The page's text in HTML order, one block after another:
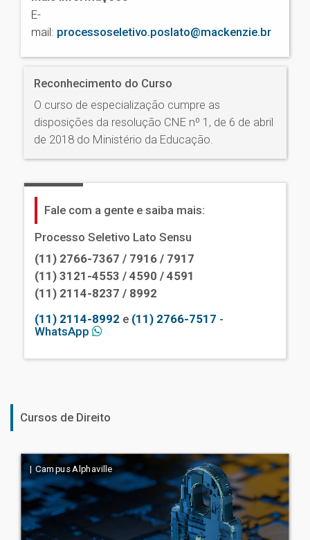
E-
mail: processoseletivo.poslato@mackenzie.br
Reconhecimento do Curso
O curso de especialização cumpre as
disposições da resolução CNE nº 1, de 6 de abril
de 2018 do Ministério da Educação.
Fale com a gente e saiba mais:
Processo Seletivo Lato Sensu
(11) 2766-7367 / 7916 / 7917
(11) 3121-4553 / 4590 / 4591
(11) 2114-8237 / 8992
(11) 2114-8992 e (11) 2766-7517 -
WhatsApp
Cursos de Direito
| Campus Alphaville